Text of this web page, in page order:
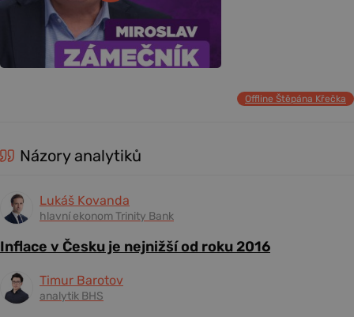
Offline Štěpána Křečka
Názory analytiků
Lukáš Kovanda
hlavní ekonom Trinity Bank
Inflace v Česku je nejnižší od roku 2016
Timur Barotov
analytik BHS